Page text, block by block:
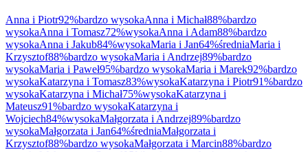
Anna i Piotr92%bardzo wysokaAnna i Michał88%bardzo
wysokaAnna i Tomasz72%wysokaAnna i Adam88%bardzo
wysokaAnna i Jakub84%wysokaMaria i Jan64%średniaMaria i
Krzysztof88%bardzo wysokaMaria i Andrzej89%bardzo
wysokaMaria i Paweł95%bardzo wysokaMaria i Marek92%bardzo
wysokaKatarzyna i Tomasz83%wysokaKatarzyna i Piotr91%bardzo
wysokaKatarzyna i Michał75%wysokaKatarzyna i
Mateusz91%bardzo wysokaKatarzyna i
Wojciech84%wysokaMałgorzata i Andrzej89%bardzo
wysokaMałgorzata i Jan64%średniaMałgorzata i
Krzysztof88%bardzo wysokaMałgorzata i Marcin88%bardzo